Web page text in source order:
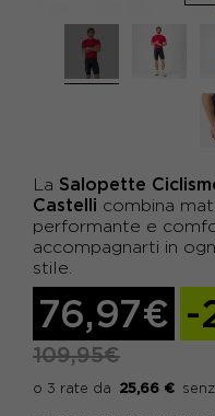
La Salopette
Castelli combina
performante e
accompagnarti in
stile.
76,97€ -
109,95€
25,66 €